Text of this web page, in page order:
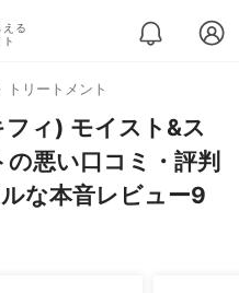
る
トリートメント
ィ) モイスト&ス
悪い口コミ・評判
な本音レビュー9